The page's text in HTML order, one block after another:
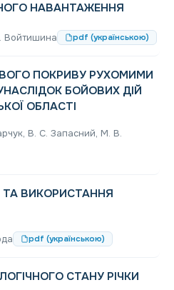
НАВАНТАЖЕННЯ
Войтишина pdf (українською)
ПОКРИВУ РУХОМИМИ
БОЙОВИХ ДІЙ
ОБЛАСТІ
В. С. Запасний, М. В.
ТА ВИКОРИСТАННЯ
pdf (українською)
СТАНУ РІЧКИ